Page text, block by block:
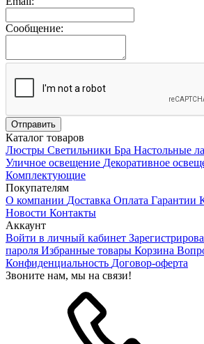
Сообщение:
Каталог товаров
Люстры Светильники Бра Настольные
Уличное освещение Декоративное
Комплектующие
Покупателям
О компании Доставка Оплата Гарантии
Новости Контакты
Аккаунт
Войти в личный кабинет
пароля Избранные товары Корзина
Конфиденциальность Договор-оферта
Звоните нам, мы на связи!